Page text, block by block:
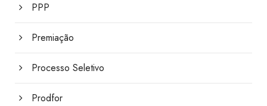
PPP
Premiação
Processo Seletivo
Prodfor